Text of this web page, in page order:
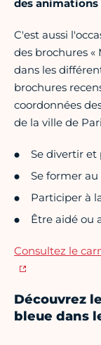
des
C'est aussi
des brochures «
dans les
brochures
coordonnées
de la ville de
Se divertir et
Se former
Participer à
Être aidé ou
Consultez le
Découvrez
bleue dans